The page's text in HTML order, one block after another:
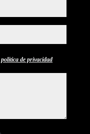
política de privacidad